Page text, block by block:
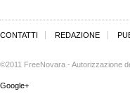
CONTATTI REDAZIONE
©2011 FreeNovara - Autorizzazione
Google+